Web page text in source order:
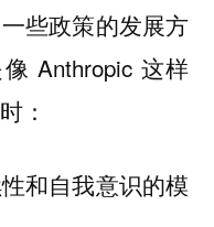
些政策的发展方
Anthropic 这样
：
和自我意识的模